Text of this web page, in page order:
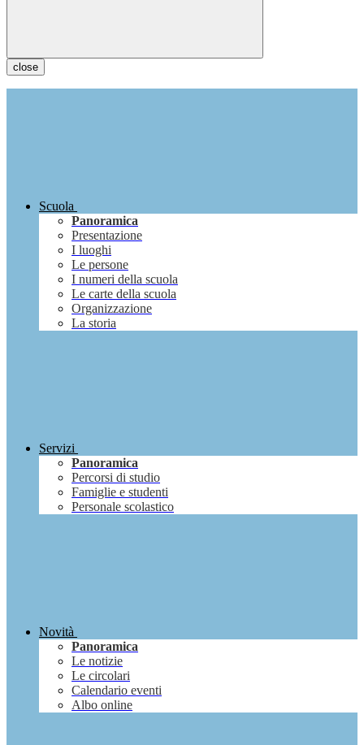
close
Scuola
Panoramica
Presentazione
I luoghi
Le persone
I numeri della scuola
Le carte della scuola
Organizzazione
La storia
Servizi
Panoramica
Percorsi di studio
Famiglie e studenti
Personale scolastico
Novità
Panoramica
Le notizie
Le circolari
Calendario eventi
Albo online